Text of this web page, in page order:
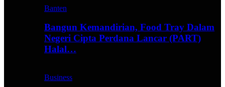
Banten
Bangun Kemandirian, Food Tray Dalam
Negeri Cipta Perdana Lancar (PART)
Halal…
Business